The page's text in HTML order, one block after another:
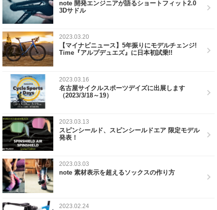
note 開発エンジニアが語るショートフィット2.0
3Dサドル
2023.03.20
【マイナビニュース】5年振りにモデルチェンジ!
Time『アルプデュエズ』に日本初試乗!!
2023.03.16
名古屋サイクルスポーツデイズに出展します
（2023/3/18～19）
2023.03.13
スピンシールド、スピンシールドエア 限定モデル
発表！
2023.03.03
note 素材表示を超えるソックスの作り方
2023.02.24